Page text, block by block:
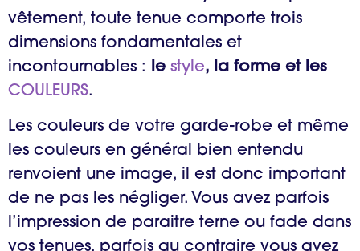
vêtement, toute tenue comporte trois
dimensions fondamentales et
incontournables : le style, la forme et les
COULEURS.
Les couleurs de votre garde-robe et même
les couleurs en général bien entendu
renvoient une image, il est donc important
de ne pas les négliger. Vous avez parfois
l’impression de paraitre terne ou fade dans
vos tenues, parfois au contraire vous avez